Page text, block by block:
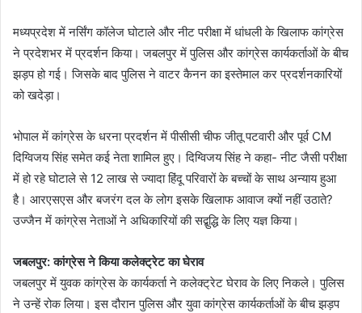
मध्यप्रदेश में नर्सिंग कॉलेज घोटाले और नीट परीक्षा में धांधली के खिलाफ कांग्रेस
ने प्रदेशभर में प्रदर्शन किया। जबलपुर में पुलिस और कांग्रेस कार्यकर्ताओं के बीच
झड़प हो गई। जिसके बाद पुलिस ने वाटर कैनन का इस्तेमाल कर प्रदर्शनकारियों
को खदेड़ा।
भोपाल में कांग्रेस के धरना प्रदर्शन में पीसीसी चीफ जीतू पटवारी और पूर्व CM
दिग्विजय सिंह समेत कई नेता शामिल हुए। दिग्विजय सिंह ने कहा- नीट जैसी परीक्षा
में हो रहे घोटाले से 12 लाख से ज्यादा हिंदू परिवारों के बच्चों के साथ अन्याय हुआ
है। आरएसएस और बजरंग दल के लोग इसके खिलाफ आवाज क्यों नहीं उठाते?
उज्जैन में कांग्रेस नेताओं ने अधिकारियों की सद्बुद्धि के लिए यज्ञ किया।
जबलपुर: कांग्रेस ने किया कलेक्ट्रेट का घेराव
जबलपुर में युवक कांग्रेस के कार्यकर्ता ने कलेक्ट्रेट घेराव के लिए निकले। पुलिस
ने उन्हें रोक लिया। इस दौरान पुलिस और युवा कांग्रेस कार्यकर्ताओं के बीच झड़प